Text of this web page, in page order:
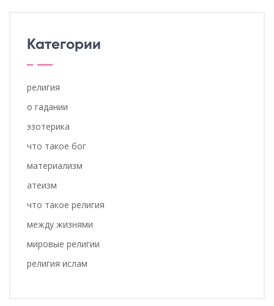
Категории
религия
о гадании
эзотерика
что такое бог
материализм
атеизм
что такое религия
между жизнями
мировые религии
религия ислам